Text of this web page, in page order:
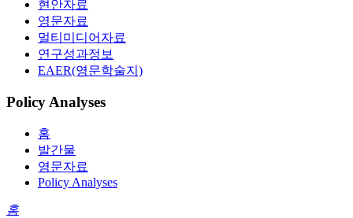
현안자료
영문자료
멀티미디어자료
연구성과정보
EAER(영문학술지)
Policy Analyses
홈
발간물
영문자료
Policy Analyses
홈